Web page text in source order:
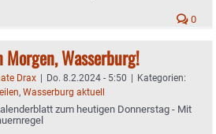
0
Morgen, Wasserburg!
Drax | Do. 8.2.2024 - 5:50 | Kategorien:
, Wasserburg aktuell
zum heutigen Donnerstag - Mit